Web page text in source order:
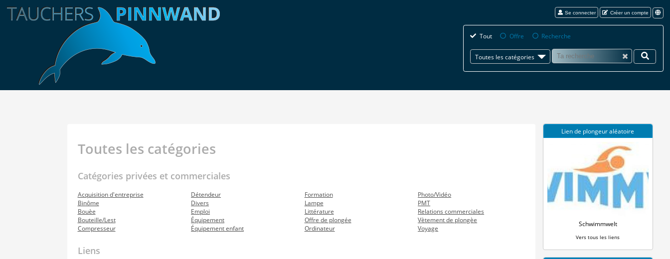
Se connecter Créer un compte
Tout Offre Recherche
Toutes les catégories
Toutes les catégories
Catégories privées et commerciales
Acquisition d'entreprise
Binôme
Bouèe
Bouteille/Lest
Compresseur
Détendeur
Divers
Emploi
Équipement
Équipement enfant
Formation
Lampe
Littérature
Offre de plongée
Ordinateur
Photo/Vidéo
PMT
Relations commerciales
Vètement de plongèe
Voyage
Liens
Lien de plongeur aléatoire
Schwimmwelt
Vers tous les liens